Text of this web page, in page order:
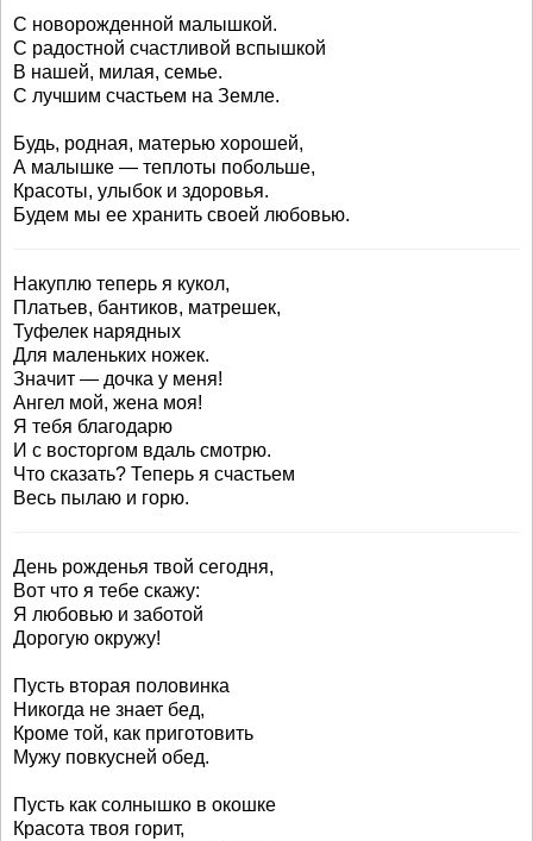
С новорожденной малышкой.
С радостной счастливой вспышкой
В нашей, милая, семье.
С лучшим счастьем на Земле.
Будь, родная, матерью хорошей,
А малышке — теплоты побольше,
Красоты, улыбок и здоровья.
Будем мы ее хранить своей любовью.
Накуплю теперь я кукол,
Платьев, бантиков, матрешек,
Туфелек нарядных
Для маленьких ножек.
Значит — дочка у меня!
Ангел мой, жена моя!
Я тебя благодарю
И с восторгом вдаль смотрю.
Что сказать? Теперь я счастьем
Весь пылаю и горю.
День рожденья твой сегодня,
Вот что я тебе скажу:
Я любовью и заботой
Дорогую окружу!
Пусть вторая половинка
Никогда не знает бед,
Кроме той, как приготовить
Мужу повкусней обед.
Пусть как солнышко в окошке
Красота твоя горит,